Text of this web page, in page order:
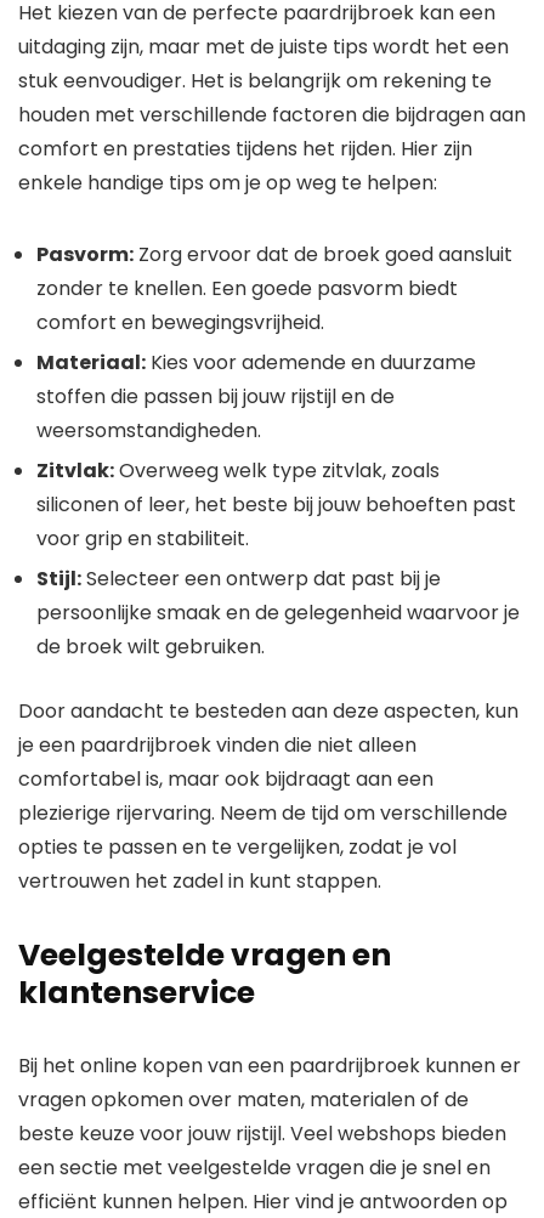
Het kiezen van de perfecte paardrijbroek kan een
uitdaging zijn, maar met de juiste tips wordt het een
stuk eenvoudiger. Het is belangrijk om rekening te
houden met verschillende factoren die bijdragen aan
comfort en prestaties tijdens het rijden. Hier zijn
enkele handige tips om je op weg te helpen:
Pasvorm: Zorg ervoor dat de broek goed aansluit
zonder te knellen. Een goede pasvorm biedt
comfort en bewegingsvrijheid.
Materiaal: Kies voor ademende en duurzame
stoffen die passen bij jouw rijstijl en de
weersomstandigheden.
Zitvlak:Overweeg welk type zitvlak, zoals
siliconen of leer, het beste bij jouw behoeften past
voor grip en stabiliteit.
Stijl:Selecteer een ontwerp dat past bij je
persoonlijke smaak en de gelegenheid waarvoor je
de broek wilt gebruiken.
Door aandacht te besteden aan deze aspecten, kun
je een paardrijbroek vinden die niet alleen
comfortabel is, maar ook bijdraagt aan een
plezierige rijervaring. Neem de tijd om verschillende
opties te passen en te vergelijken, zodat je vol
vertrouwen het zadel in kunt stappen.
Veelgestelde vragen en
klantenservice
Bij het online kopen van een paardrijbroek kunnen er
vragen opkomen over maten, materialen of de
beste keuze voor jouw rijstijl. Veel webshops bieden
een sectie met veelgestelde vragen die je snel en
efficiënt kunnen helpen. Hier vind je antwoorden op